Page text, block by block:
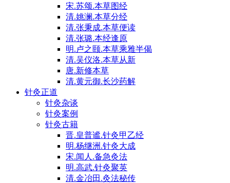
宋.苏颂.本草图经
清.姚澜.本草分经
清.张秉成.本草便读
清.张璐.本经逢原
明.卢之颐.本草乘雅半偈
清.吴仪洛.本草从新
唐.新修本草
清.黄元御.长沙药解
针灸正道
针灸杂谈
针灸案例
针灸古籍
晋.皇普谧.针灸甲乙经
明.杨继洲.针灸大成
宋.闻人.备急灸法
明.高武.针灸聚英
清.金冶田.灸法秘传